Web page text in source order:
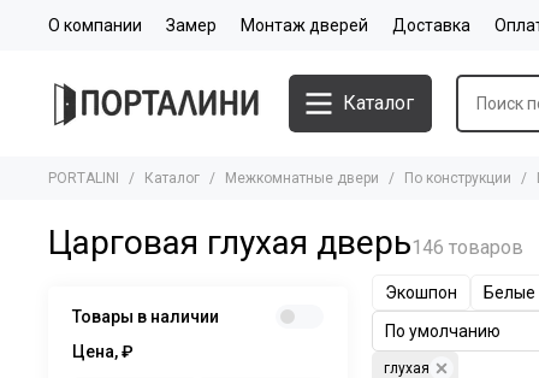
О компании Замер Монтаж дверей Доставка
Каталог
PORTALINI Каталог Межкомнатные двери По конструкции
Царговая глухая дверь
Экошпон Белые
глухая
Товары в наличии
Цена, ₽